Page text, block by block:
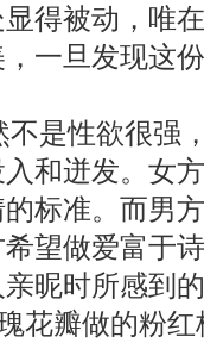
得被动，唯
一旦发现这
是性欲很强
和迸发。女
标准。而男
望做爱富于
昵时所感到
花瓣做的粉